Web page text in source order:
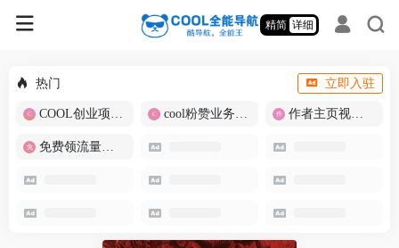
精简 详细
热门 立即入驻
COOL创业项目商城 cool粉赞业务商城【爆粉引流】 作者主页视频批量提取
免费领流量卡-包邮